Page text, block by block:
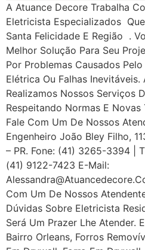
A Atuance Decore Trabalha
Eletricista Especializados
Santa Felicidade E Região .
Melhor Solução Para Seu
Por Problemas Causados
Elétrica Ou Falhas
Realizamos Nossos Serviços
Respeitando Normas E
Fale Com Um De Nossos
Engenheiro João Bley Filho,
– PR. Fone: (41) 3265-3394 |
(41) 9122-7423 E-Mail:
Com Um De Nossos
Dúvidas Sobre Eletricista
Será Um Prazer Lhe Atender.
Bairro Orleans, Forros